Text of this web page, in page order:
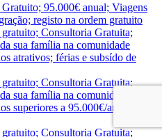
95.000€ anual; Viagens
registo na ordem gratuito
Consultoria Gratuita;
sua família na comunidade
atrativos; férias e subsído de
Consultoria Gratuita;
sua família na comunidade
superiores a 95.000€/ano; férias
Consultoria Gratuita;